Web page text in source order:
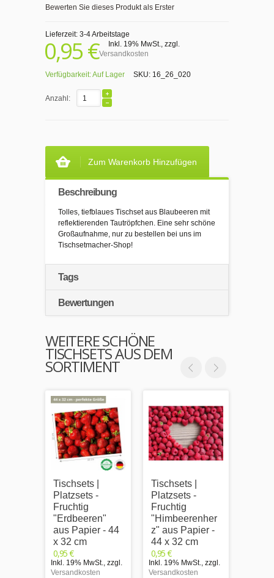
Bewerten Sie dieses Produkt als Erster
Lieferzeit: 3-4 Arbeitstage
0,95 € Inkl. 19% MwSt., zzgl.
Versandkosten
Verfügbarkeit:Auf Lager SKU: 16_26_020
Anzahl:
Zum Warenkorb Hinzufügen
Beschreibung
Tolles, tiefblaues Tischset aus Blaubeeren mit
reflektierenden Tautröpfchen. Eine sehr schöne
Großaufnahme, nur zu bestellen bei uns im
Tischsetmacher-Shop!
Tags
Bewertungen
WEITERE SCHÖNE
TISCHSETS AUS DEM
SORTIMENT
Tischsets |
Platzsets -
Fruchtig
"Erdbeeren"
aus Papier - 44
x 32 cm
0,95 €
Inkl. 19% MwSt., zzgl.
Versandkosten
Tischsets |
Platzsets -
Fruchtig
"Himbeerenher
z" aus Papier -
44 x 32 cm
0,95 €
Inkl. 19% MwSt., zzgl.
Versandkosten